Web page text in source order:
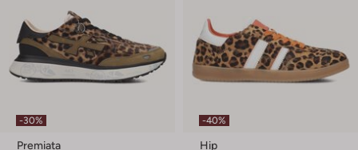
-30%
Premiata
-40%
Hip